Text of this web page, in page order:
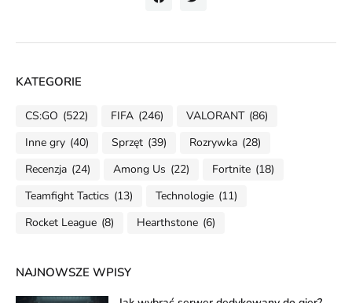
KATEGORIE
CS:GO (522) FIFA (246) VALORANT (86)
Inne gry (40) Sprzęt (39) Rozrywka (28)
Recenzja (24) Among Us (22) Fortnite (18)
Teamfight Tactics (13) Technologie (11)
Rocket League (8) Hearthstone (6)
NAJNOWSZE WPISY